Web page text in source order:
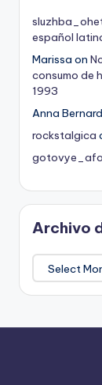
español
Marissa on
consumo de
1993
Anna Bernard
rockstalgica
Archivo
Archivo
del
Blog